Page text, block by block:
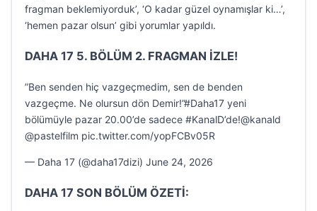
fragman beklemiyorduk’, ‘O kadar güzel oynamışlar ki…’,
‘hemen pazar olsun’ gibi yorumlar yapıldı.
DAHA 17 5. BÖLÜM 2. FRAGMAN İZLE!
”Ben senden hiç vazgeçmedim, sen de benden
vazgeçme. Ne olursun dön Demir!”#Daha17 yeni
bölümüyle pazar 20.00’de sadece #KanalD’de!@kanald
@pastelfilm pic.twitter.com/yopFCBv05R
— Daha 17 (@daha17dizi) June 24, 2026
DAHA 17 SON BÖLÜM ÖZETİ: